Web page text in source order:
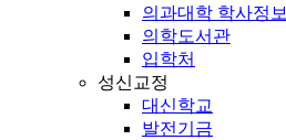
의과대학 학사정보
의학도서관
입학처
성신교정
대신학교
발전기금